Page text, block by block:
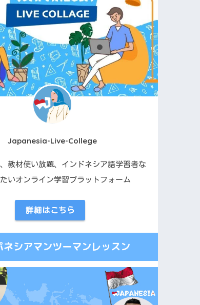
Japanesia-Live-College
教材使い放題、インドネシア語学習者な
いオンライン学習プラットフォーム
詳細はこちら
ネシアマンツーマンレッスン